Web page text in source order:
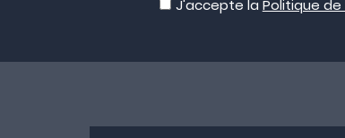
J'accepte la Politique